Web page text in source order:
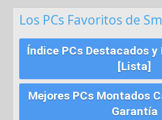
Los PCs Favoritos de
Índice PCs Destacados y
[Lista]
Mejores PCs Montados
Garantía